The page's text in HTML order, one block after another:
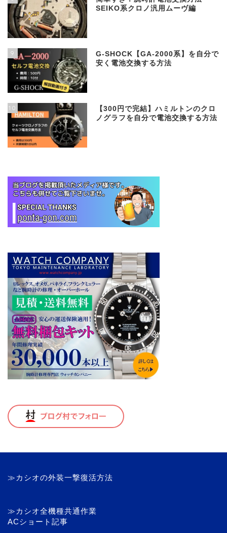
SEIKO系クロノ汎用ムーヴ編
9
G-SHOCK【GA-2000系】を自分で
安く電池交換する方法
10
【300円で完結】ハミルトンのクロ
ノグラフを自分で電池交換する方法
≫カシオの外装一撃復活方法
≫カシオ全機種共通作業
ACショート記事